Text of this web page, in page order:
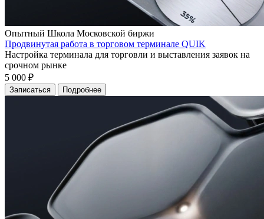
Опытный Школа Московской биржи
Продвинутая работа в торговом терминале QUIK
Настройка терминала для торговли и выставления заявок на
срочном рынке
5 000 ₽
Записаться Подробнее